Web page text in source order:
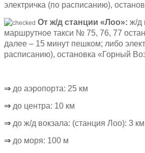
электричка (по расписанию),
От ж/д станции «Лоо»: ж/д
маршрутное такси № 75, 76, 77
далее – 15 минут пешком; либо
расписанию), остановка «Горный
⇒ до аэропорта: 25 км
⇒ до центра: 10 км
⇒ до ж/д вокзала: (станция Лоо): 3
⇒ до моря: 100 м